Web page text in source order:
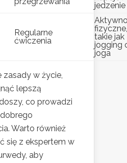
jedzenie
Regularne
ćwiczenia
fizyczne,
takie jak
jogging
joga
zasady w życie,
lepszą
co prowadzi
Warto również
się z ekspertem w
aby